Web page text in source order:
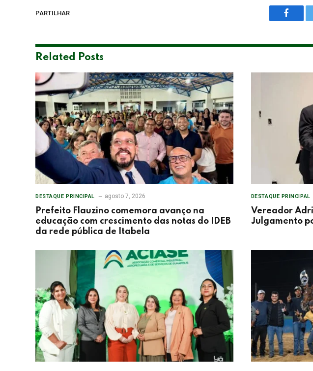
PARTILHAR
Related Posts
DESTAQUE PRINCIPAL agosto 7, 2026
Prefeito Flauzino comemora avanço na
educação com crescimento das notas do IDEB
da rede pública de Itabela
DESTAQUE PRINCIPAL
Vereador
Julgamento